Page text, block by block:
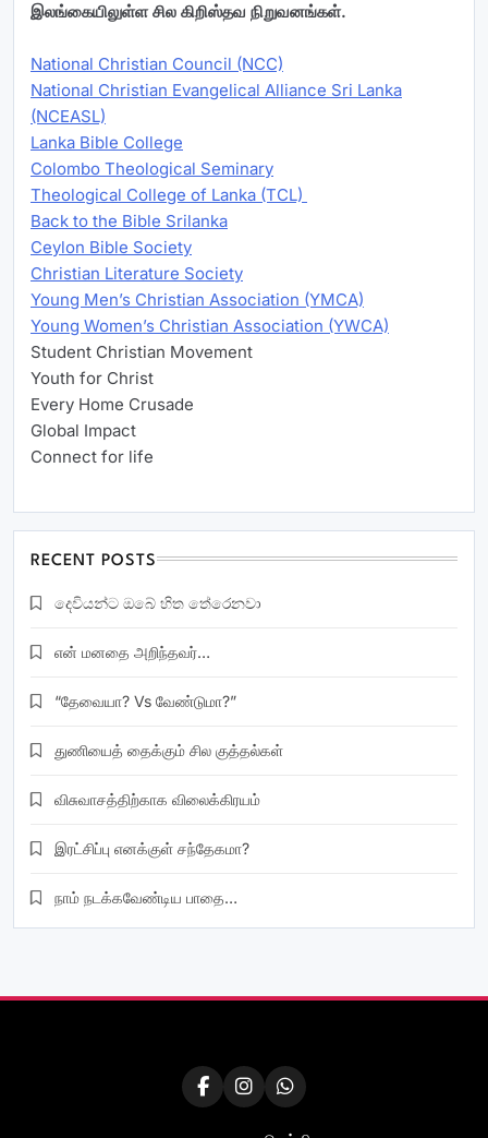
இலங்கையிலுள்ள சில கிறிஸ்தவ நிறுவனங்கள்.
National Christian Council (NCC)
National Christian Evangelical Alliance Sri Lanka
(NCEASL)
Lanka Bible College
Colombo Theological Seminary
Theological College of Lanka (TCL)
Back to the Bible Srilanka
Ceylon Bible Society
Christian Literature Society
Young Men’s Christian Association (YMCA)
Young Women’s Christian Association (YWCA)
Student Christian Movement
Youth for Christ
Every Home Crusade
Global Impact
Connect for life
RECENT POSTS
දෙවියන්ට ඔබේ හිත තේරෙනවා
என் மனதை அறிந்தவர்…
“தேவையா? Vs வேண்டுமா?”
துணியைத் தைக்கும் சில குத்தல்கள்
விசுவாசத்திற்காக விலைக்கிரயம்
இரட்சிப்பு எனக்குள் சந்தேகமா?
நாம் நடக்கவேண்டிய பாதை…